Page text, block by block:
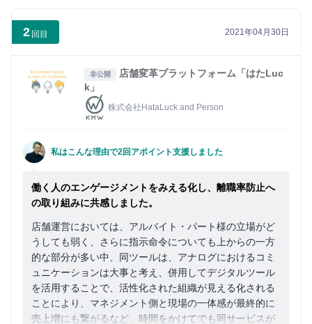
2 回目 2021年04月30日
非公開
店舗変革プラットフォーム「はたLuc
k」
株式会社HataLuck and Person
私はこんな理由で2回アポイント支援しました
働く人のエンゲージメントをみえる化し、離職率防止へ
の取り組みに共感しました。
店舗運営においては、アルバイト・パート様の立場がど
うしても弱く、さらに指示命令についても上からの一方
的な部分が多い中、同ツールは、アナログにおけるコミ
ュニケーションは大事と考え、併用してデジタルツール
を活用することで、活性化された組織が見える化される
ことにより、マネジメント側と現場の一体感が最終的に
売上増にも繋がるなど、時間をかけてでも同サービスが